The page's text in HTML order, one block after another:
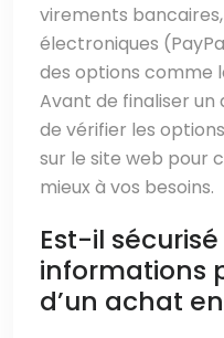
virements
électroniques
des options comme
Avant de finaliser
de vérifier les
sur le site web pour
mieux à vos besoins.
Est-il
informations
d’un achat